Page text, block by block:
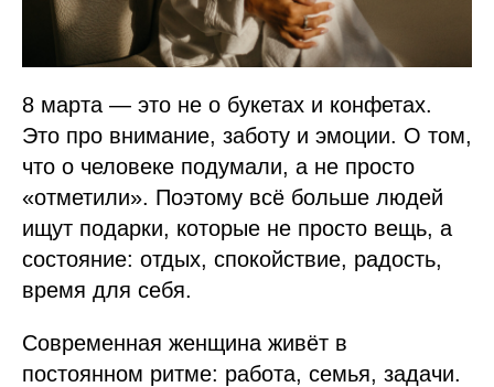
8 марта — это не о букетах и конфетах.
Это про внимание, заботу и эмоции. О том,
что о человеке подумали, а не просто
«отметили». Поэтому всё больше людей
ищут подарки, которые не просто вещь, а
состояние: отдых, спокойствие, радость,
время для себя.
Современная женщина живёт в
постоянном ритме: работа, семья, задачи.